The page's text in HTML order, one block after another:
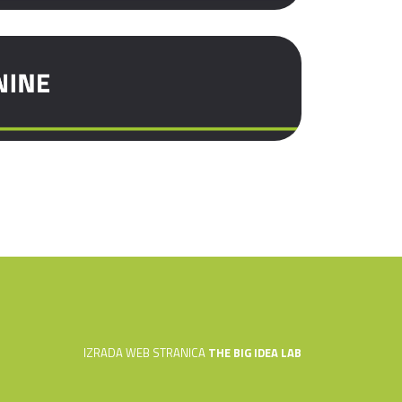
IZRADA WEB STRANICA THE BIG IDEA LAB